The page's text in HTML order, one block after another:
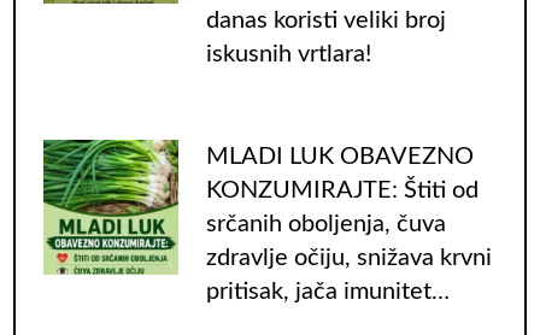
danas koristi veliki broj
iskusnih vrtlara!
MLADI LUK OBAVEZNO
KONZUMIRAJTE: Štiti od
srčanih oboljenja, čuva
zdravlje očiju, snižava krvni
pritisak, jača imunitet…